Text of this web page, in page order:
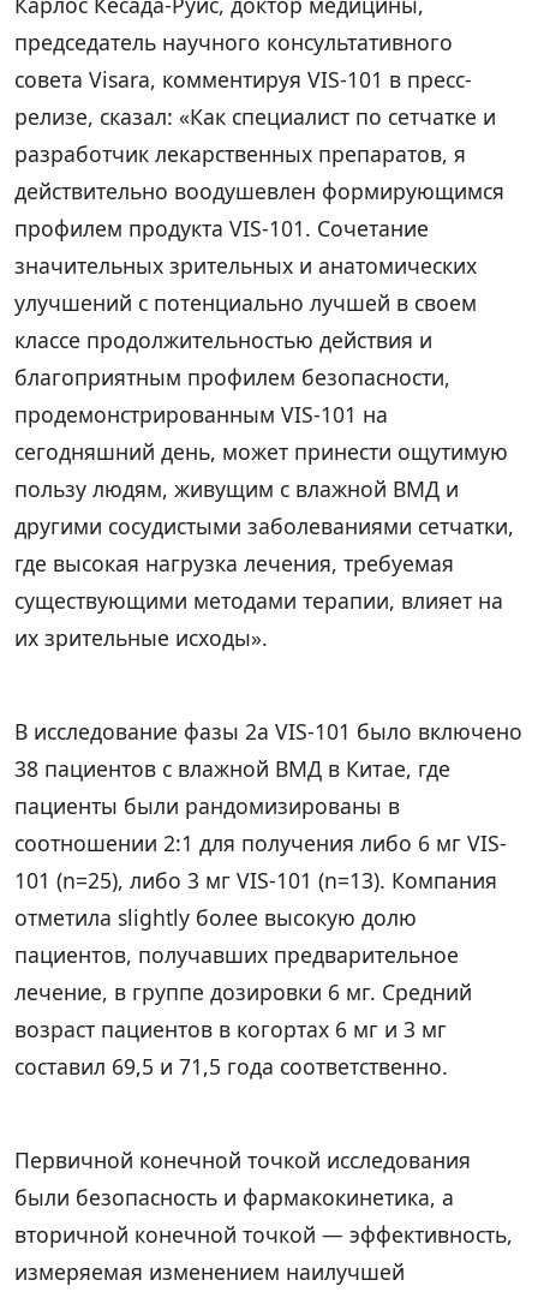
председатель научного консультативного
совета Visara, комментируя VIS-101 в пресс-
релизе, сказал: «Как специалист по сетчатке и
разработчик лекарственных препаратов, я
действительно воодушевлен формирующимся
профилем продукта VIS-101. Сочетание
значительных зрительных и анатомических
улучшений с потенциально лучшей в своем
классе продолжительностью действия и
благоприятным профилем безопасности,
продемонстрированным VIS-101 на
сегодняшний день, может принести ощутимую
пользу людям, живущим с влажной ВМД и
другими сосудистыми заболеваниями сетчатки,
где высокая нагрузка лечения, требуемая
существующими методами терапии, влияет на
их зрительные исходы».
В исследование фазы 2a VIS-101 было включено
38 пациентов с влажной ВМД в Китае, где
пациенты были рандомизированы в
соотношении 2:1 для получения либо 6 мг VIS-
101 (n=25), либо 3 мг VIS-101 (n=13). Компания
отметила slightly более высокую долю
пациентов, получавших предварительное
лечение, в группе дозировки 6 мг. Средний
возраст пациентов в когортах 6 мг и 3 мг
составил 69,5 и 71,5 года соответственно.
Первичной конечной точкой исследования
были безопасность и фармакокинетика, а
вторичной конечной точкой — эффективность,
измеряемая изменением наилучшей